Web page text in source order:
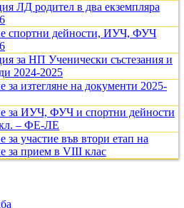
ЛД родител в два екземпляра
спортни дейности, ИУЧ, ФУЧ
за НП Ученически състезания и
2024-2025
за изтегляне на документи 2025-
за ИУЧ, ФУЧ и спортни дейности
– ФЕ-ЛЕ
за участие във втори етап на
за прием в VIII клас